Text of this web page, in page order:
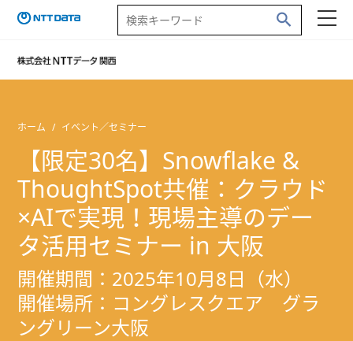
ホーム イベント／セミナー
【限定30名】Snowflake &
ThoughtSpot共催：クラウド
×AIで実現！現場主導のデー
タ活用セミナー in 大阪
開催期間：2025年10月8日（水）
開催場所：コングレスクエア グラ
ングリーン大阪